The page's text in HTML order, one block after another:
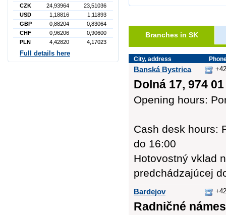
Branches in SK
City, address
Banská Bystrica
Dolná 17, 974 01
Opening hours:
Cash desk hours:
do 16:00
Hotovostný vklad
predchádzajúcej
Bardejov
Radničné
CZK
24,93964
23,51036
USD
1,18816
1,11893
GBP
0,88204
0,83064
CHF
0,96206
0,90600
PLN
4,42820 4,17023
Full details here